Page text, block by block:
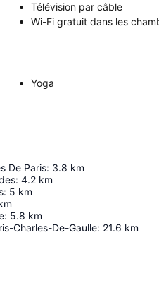
Télévision par câble
Wi-Fi gratuit dans les
Yoga
De Paris: 3.8 km
: 4.2 km
: 5 km
: 5.8 km
Charles-De-Gaulle: 21.6 km